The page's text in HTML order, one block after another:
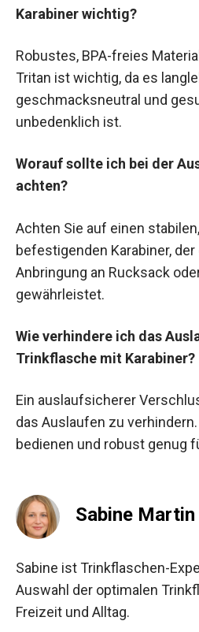
Karabiner wichtig?
Robustes, BPA-freies
Tritan ist wichtig, da es
geschmacksneutral und
unbedenklich ist.
Worauf sollte ich bei der
achten?
Achten Sie auf einen
befestigenden Karabiner,
Anbringung an Rucksack
gewährleistet.
Wie verhindere ich das
Trinkflasche mit Karabiner?
Ein auslaufsicherer
das Auslaufen zu
bedienen und robust genug
Sabine Martin
Sabine ist Trinkflaschen-
Auswahl der optimalen
Freizeit und Alltag.